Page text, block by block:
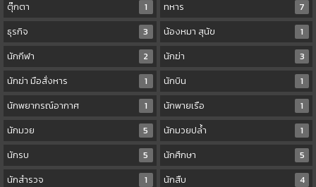
ตุ๊กตา
1 ทหาร
7
ธุรกิจ
3 น้องหมา สุนัข
1
นักกีฬา
2 นักฆ่า
3
นักฆ่า มือสั่งหาร
1 นักบิน
1
นักพยากรณ์อากาศ
1 นักพายเรือ
1
นักมวย
5 นักมวยปล้ำ
1
นักรบ
5 นักศึกษา
5
นักสำรวจ
1 นักสืบ
4